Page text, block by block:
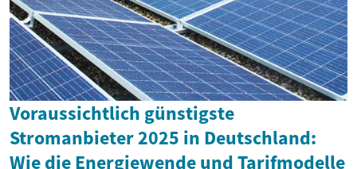
Voraussichtlich günstigste
Stromanbieter 2025 in Deutschland:
Wie die Energiewende und Tarifmodelle